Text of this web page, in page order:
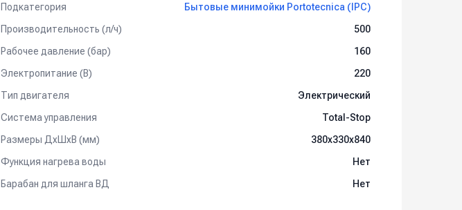
Подкатегория
Бытовые минимойки Portotecnica (IPC)
Производительность (л/ч)
500
Рабочее давление (бар)
160
Электропитание (В)
220
Тип двигателя
Электрический
Система управления
Total-Stop
Размеры ДхШхВ (мм)
380x330x840
Функция нагрева воды
Нет
Барабан для шланга ВД Нет